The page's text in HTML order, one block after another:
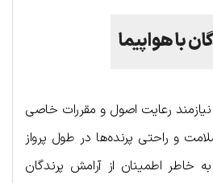
با هواپیما
رعایت اصول و مقررات خاصی
و راحتی پرنده‌ها در طول پرواز
خاطر اطمینان از آرامش پرندگان